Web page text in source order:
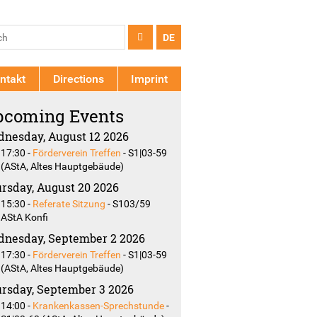
DE
Directions Imprint
Events
August 12 2026
17:30 - Förderverein Treffen -S1|03-59
(AStA, Altes Hauptgebäude)
August 20 2026
15:30 - Referate Sitzung -S103/59
AStA Konfi
September 2 2026
17:30 - Förderverein Treffen -S1|03-59
(AStA, Altes Hauptgebäude)
September 3 2026
14:00 - Krankenkassen-Sprechstunde -